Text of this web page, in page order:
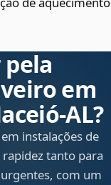
em
instalações de
tanto para
com um